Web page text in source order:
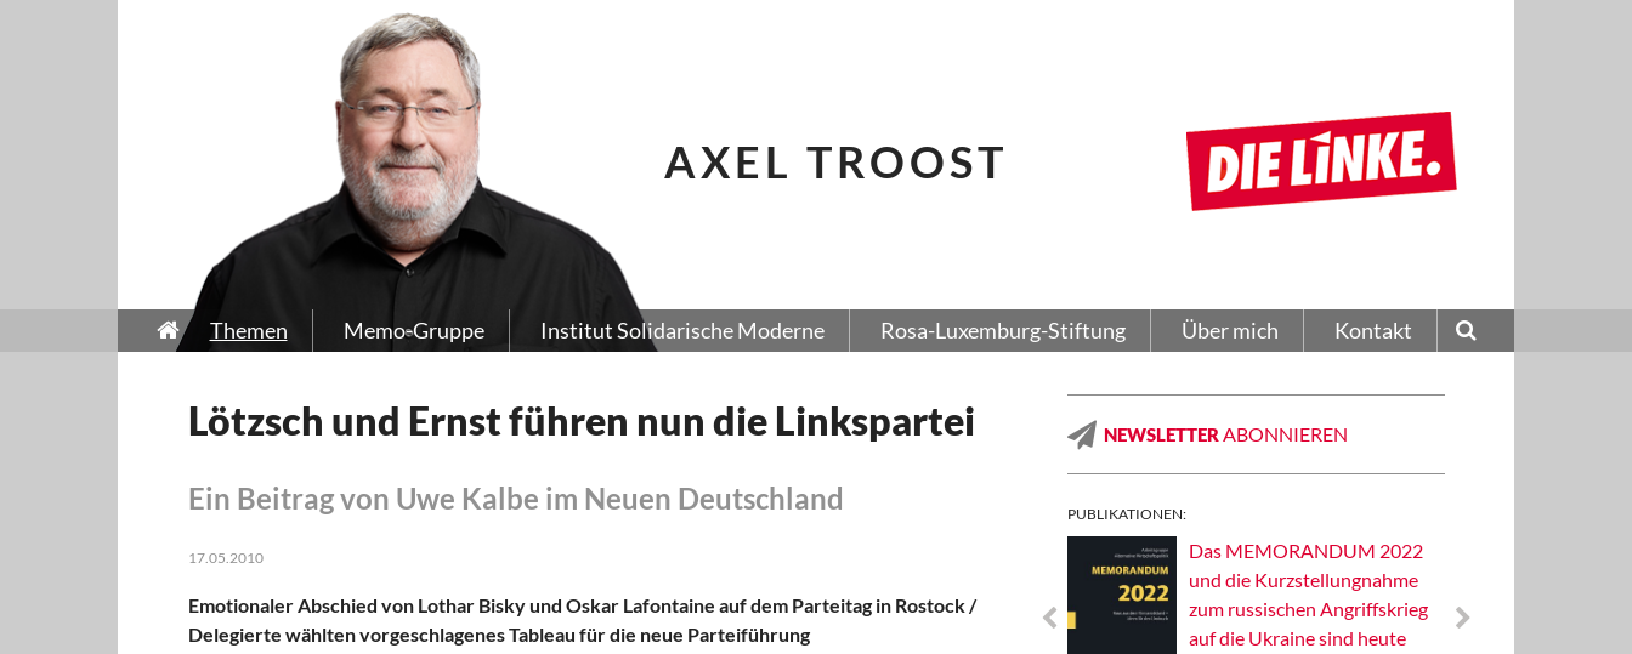
AXEL TROOST
Themen Memo-Gruppe Institut Solidarische Moderne Rosa-Luxemburg-Stiftung Über mich Kontakt
Lötzsch und Ernst führen nun die Linkspartei
Ein Beitrag von Uwe Kalbe im Neuen Deutschland
17.05.2010
Emotionaler Abschied von Lothar Bisky und Oskar Lafontaine auf dem Parteitag in Rostock /
Delegierte wählten vorgeschlagenes Tableau für die neue Parteiführung
NEWSLETTER ABONNIEREN
PUBLIKATIONEN:
Das MEMORANDUM 2022
und die Kurzstellungnahme
zum russischen Angriffskrieg
auf die Ukraine sind heute